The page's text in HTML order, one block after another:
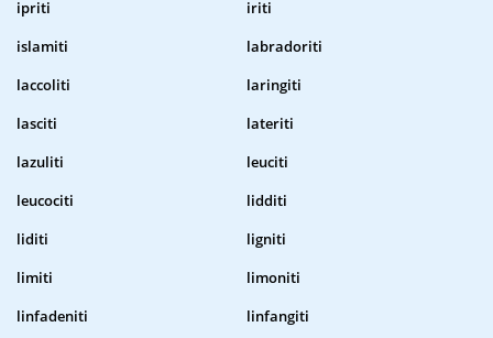
ipriti
iriti
islamiti
labradoriti
laccoliti
laringiti
lasciti
lateriti
lazuliti
leuciti
leucociti
lidditi
liditi
ligniti
limiti
limoniti
linfadeniti
linfangiti